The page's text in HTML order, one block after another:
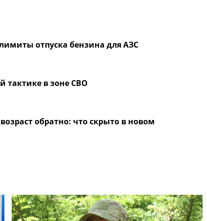
отпуска бензина для АЗС
тактике в зоне СВО
обратно: что скрыто в новом